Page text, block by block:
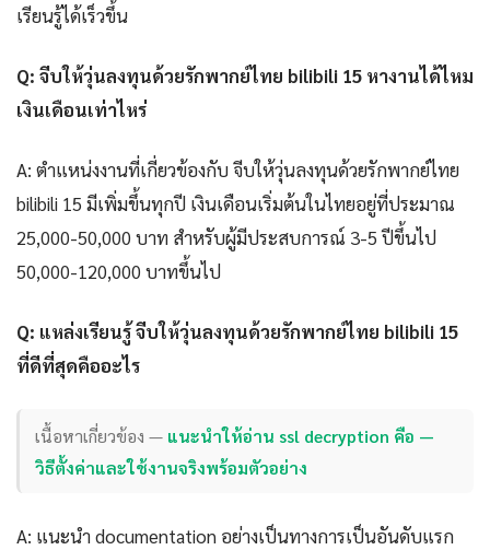
เรียนรู้ได้เร็วขึ้น
Q: จีบให้วุ่นลงทุนด้วยรักพากย์ไทย bilibili 15 หางานได้ไหม
เงินเดือนเท่าไหร่
A: ตำแหน่งงานที่เกี่ยวข้องกับ จีบให้วุ่นลงทุนด้วยรักพากย์ไทย
bilibili 15 มีเพิ่มขึ้นทุกปี เงินเดือนเริ่มต้นในไทยอยู่ที่ประมาณ
25,000-50,000 บาท สำหรับผู้มีประสบการณ์ 3-5 ปีขึ้นไป
50,000-120,000 บาทขึ้นไป
Q: แหล่งเรียนรู้ จีบให้วุ่นลงทุนด้วยรักพากย์ไทย bilibili 15
ที่ดีที่สุดคืออะไร
เนื้อหาเกี่ยวข้อง — แนะนำให้อ่าน ssl decryption คือ —
วิธีตั้งค่าและใช้งานจริงพร้อมตัวอย่าง
A: แนะนำ documentation อย่างเป็นทางการเป็นอันดับแรก